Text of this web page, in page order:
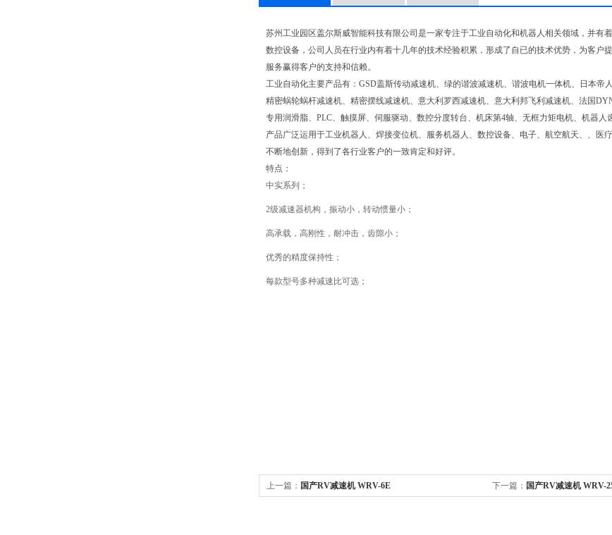
苏州工业园区盖尔斯威智能科技有限公司是一家专注于工业自动化和机器人相关领域，并有
数控设备，公司人员在行业内有着十几年的技术经验积累，形成了自已的技术优势，为客
服务赢得客户的支持和信赖。
工业自动化主要产品有：GSD盖斯传动减速机、绿的谐波减速机、谐波电机一体机、日本帝
精密蜗轮蜗杆减速机、精密摆线减速机、意大利罗西减速机、意大利邦飞利减速机、法国
专用润滑脂、PLC、触摸屏、伺服驱动、数控分度转台、机床第4轴、无框力矩电机、机器人
产品广泛运用于工业机器人、焊接变位机、服务机器人、数控设备、电子、航空航天、、
不断地创新，得到了各行业客户的一致肯定和好评。
特点：
中实系列；
2级减速器机构，振动小，转动惯量小；
高承载，高刚性，耐冲击，齿隙小；
优秀的精度保持性；
每款型号多种减速比可选；
上一篇： 国产RV减速机 WRV-6E 下一篇： 国产RV减速机 WRV-